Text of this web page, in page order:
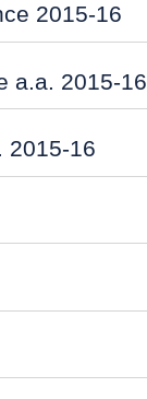
2015-16
a.a. 2015-16
2015-16